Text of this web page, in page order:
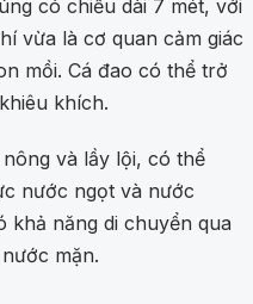
có chiều dài 7 mét, với
vừa là cơ quan cảm giác
mồi. Cá đao có thể trở
khích.
và lầy lội, có thể
nước ngọt và nước
khả năng di chuyển qua
mặn.